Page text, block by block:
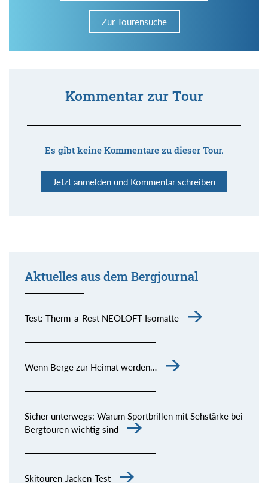
Zur Tourensuche
Kommentar zur Tour
Es gibt keine Kommentare zu dieser Tour.
Jetzt anmelden und Kommentar schreiben
Aktuelles aus dem Bergjournal
Test: Therm-a-Rest NEOLOFT Isomatte
Wenn Berge zur Heimat werden…
Sicher unterwegs: Warum Sportbrillen mit Sehstärke bei
Bergtouren wichtig sind
Skitouren-Jacken-Test